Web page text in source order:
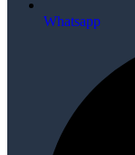
Whatsapp